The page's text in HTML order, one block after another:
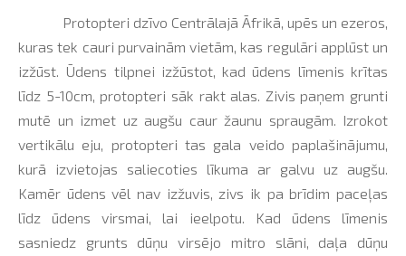
Protopteri dzīvo Centrālajā Āfrikā, upēs un ezeros,
kuras tek cauri purvainām vietām, kas regulāri applūst un
izžūst. Ūdens tilpnei izžūstot, kad ūdens līmenis krītas
līdz 5-10cm, protopteri sāk rakt alas. Zivis paņem grunti
mutē un izmet uz augšu caur žaunu spraugām. Izrokot
vertikālu eju, protopteri tas gala veido paplašinājumu,
kurā izvietojas saliecoties līkuma ar galvu uz augšu.
Kamēr ūdens vēl nav izžuvis, zivs ik pa brīdim paceļas
līdz ūdens virsmai, lai ieelpotu. Kad ūdens līmenis
sasniedz grunts dūņu virsējo mitro slāni, daļa dūņu